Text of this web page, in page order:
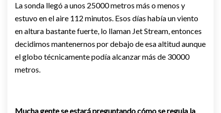
La sonda llegó a unos 25000 metros más o menos y
estuvo en el aire 112 minutos. Esos días había un viento
en altura bastante fuerte, lo llaman Jet Stream, entonces
decidimos mantenernos por debajo de esa altitud aunque
el globo técnicamente podía alcanzar más de 30000
metros.
Mucha gente se estará preguntando cómo se regula la